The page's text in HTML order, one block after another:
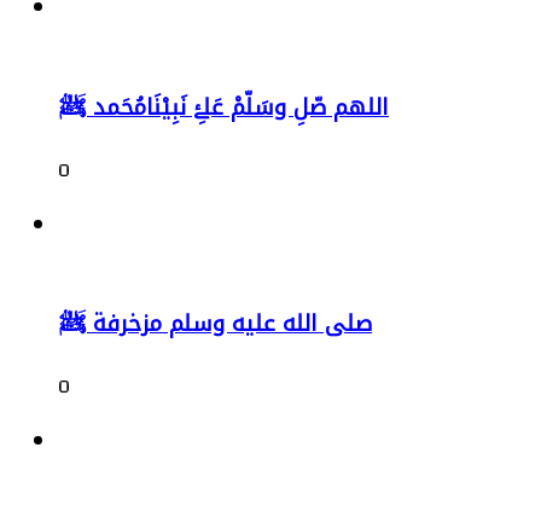
اللهم صّلِ وسَلّمْ عَلۓِ نَبِيْنَامُحَمد ﷺ
0
صلى الله عليه وسلم مزخرفة ﷺ
0